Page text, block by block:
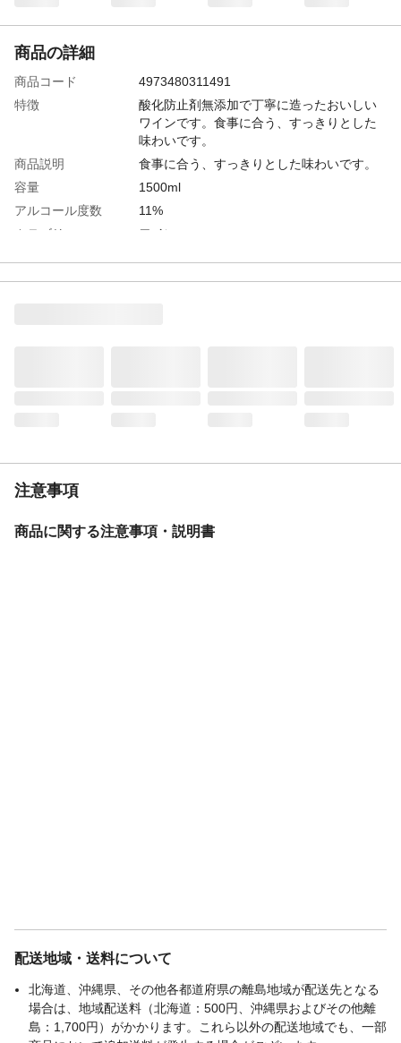
商品の詳細
商品コード
4973480311491
特徴
酸化防止剤無添加で丁寧に造ったおいしい
ワインです。食事に合う、すっきりとした
味わいです。
商品説明
食事に合う、すっきりとした味わいです。
容量
1500ml
アルコール度数
11%
カテゴリー
ワイン
産地
日本
注意事項
商品に関する注意事項・説明書
配送地域・送料について
北海道、沖縄県、その他各都道府県の離島地域が配送先となる
場合は、地域配送料（北海道：500円、沖縄県およびその他離
島：1,700円）がかかります。これら以外の配送地域でも、一部